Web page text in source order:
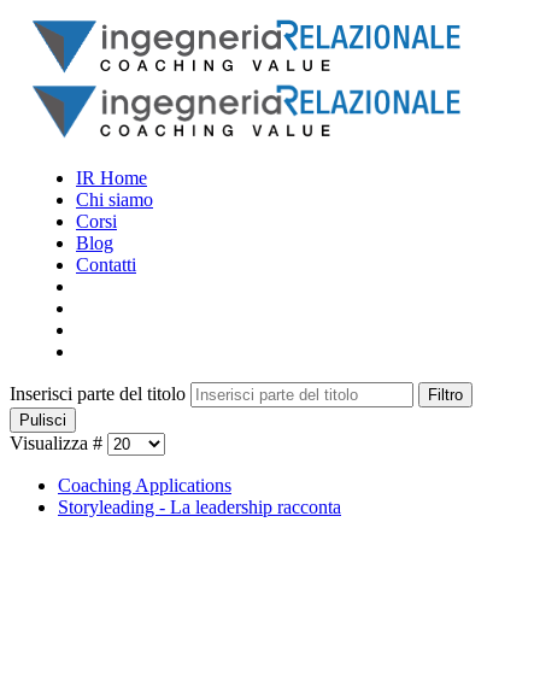
IR Home
Chi siamo
Corsi
Blog
Contatti
Inserisci parte del titolo
Filtro
Pulisci
Visualizza #
Coaching Applications
Storyleading - La leadership racconta